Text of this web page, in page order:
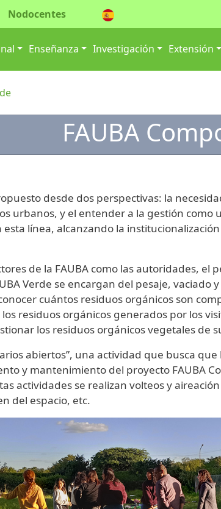
Nodocentes
principal
Enseñanza Investigación Extensión
FAUBA
desde dos perspectivas: la
urbanos, y el entender a la gestión
línea, alcanzando la
de la FAUBA como las autoridades, el
Verde se encargan del pesaje, vaciado
cuántos residuos orgánicos son
residuos orgánicos generados por los
los residuos orgánicos vegetales de
abiertos”, una actividad que busca
y mantenimiento del proyecto FAUBA
actividades se realizan volteos y
del espacio, etc.